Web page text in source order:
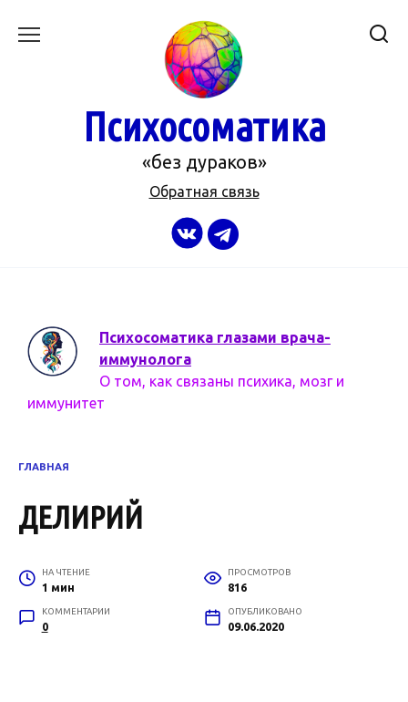
Психосоматика
«без дураков»
Обратная связь
Психосоматика глазами врача-
иммунолога
О том, как связаны психика, мозг и
иммунитет
ГЛАВНАЯ
ДЕЛИРИЙ
НА ЧТЕНИЕ
1 мин
ПРОСМОТРОВ
816
КОММЕНТАРИИ
0
ОПУБЛИКОВАНО
09.06.2020